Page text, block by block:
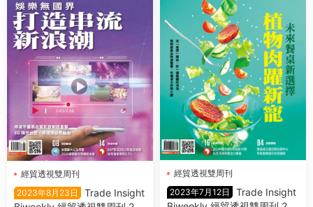
經貿透視雙周刊
2023年8月23日
Trade Insight
經貿透視雙周刊
2023年7月12日
Trade Insight